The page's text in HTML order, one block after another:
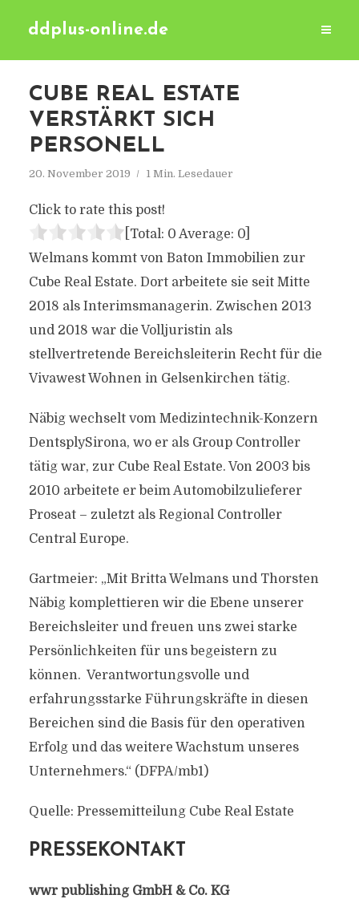
ddplus-online.de
CUBE REAL ESTATE
VERSTÄRKT SICH
PERSONELL
20. November 2019 1 Min. Lesedauer
Click to rate this post!
[Total: 0 Average: 0]
Welmans kommt von Baton Immobilien zur
Cube Real Estate. Dort arbeitete sie seit Mitte
2018 als Interimsmanagerin. Zwischen 2013
und 2018 war die Volljuristin als
stellvertretende Bereichsleiterin Recht für die
Vivawest Wohnen in Gelsenkirchen tätig.
Näbig wechselt vom Medizintechnik-Konzern
DentsplySirona, wo er als Group Controller
tätig war, zur Cube Real Estate. Von 2003 bis
2010 arbeitete er beim Automobilzulieferer
Proseat – zuletzt als Regional Controller
Central Europe.
Gartmeier: „Mit Britta Welmans und Thorsten
Näbig komplettieren wir die Ebene unserer
Bereichsleiter und freuen uns zwei starke
Persönlichkeiten für uns begeistern zu
können. Verantwortungsvolle und
erfahrungsstarke Führungskräfte in diesen
Bereichen sind die Basis für den operativen
Erfolg und das weitere Wachstum unseres
Unternehmers.“ (DFPA/mb1)
Quelle: Pressemitteilung Cube Real Estate
PRESSEKONTAKT
wwr publishing GmbH & Co. KG